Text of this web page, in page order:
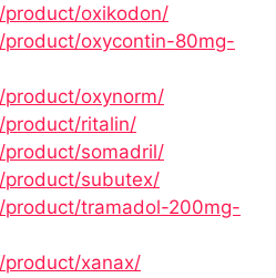
oxikodon/
oxycontin-80mg-
oxynorm/
ritalin/
somadril/
subutex/
tramadol-200mg-
xanax/